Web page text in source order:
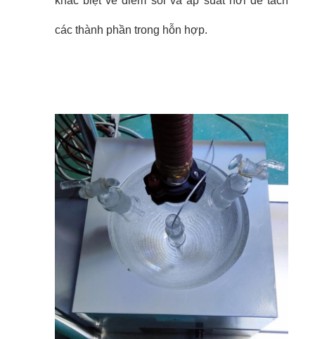
các thành phần trong hỗn hợp.